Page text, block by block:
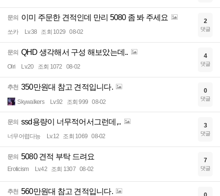
문의 이미 주문한 견적인데 만리 5080 좀 봐 주세요
쏘카 Lv.38 조회 1029 08-02
2
댓글
문의 QHD 생각해서 구성 해보았는데..
Olri Lv.20 조회 1072 08-02
4
댓글
추천 350만원대 참고 견적입니다.
Skywalkers Lv.92 조회 999 08-02
0
댓글
문의 ssd용량이 너무적어서그런데,..
너무어렵다능 Lv.12 조회 1069 08-02
3
댓글
문의 5080 견적 부탁 드려요
Eroticism Lv.42 조회 1307 08-02
7
댓글
추천 560만원대 참고 견적입니다.